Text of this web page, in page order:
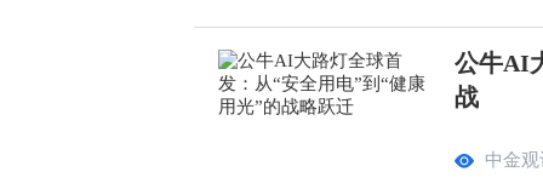
公牛AI
战
中金观